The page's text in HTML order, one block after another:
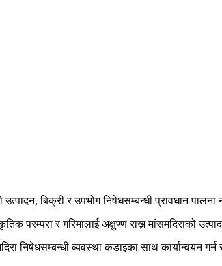
बिक्री र उपभोग निषेधसम्बन्धी प्रावधान पालना
र गरिमालाई अक्षुण्ण राख्न मांसमदिराको
निषेधसम्बन्धी व्यवस्था कडाइका साथ कार्यान्वयन